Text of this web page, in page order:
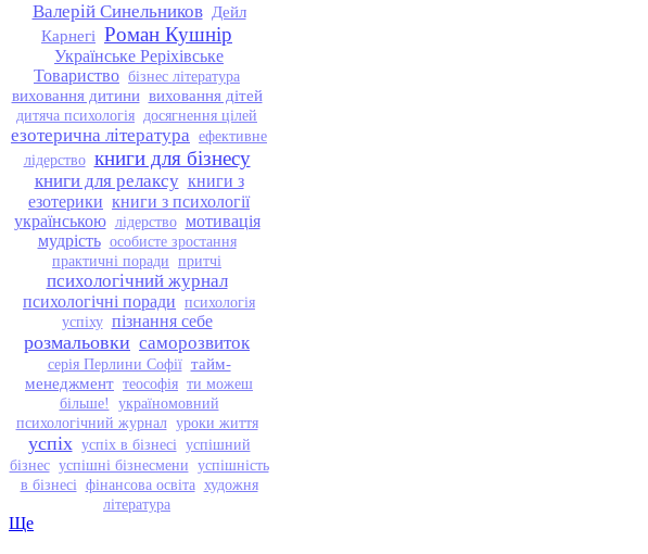
Валерій Синельников Дейл
Карнегі Роман Кушнір
Українське Реріхівське
Товариство бізнес література
виховання дитини виховання дітей
дитяча психологія досягнення цілей
езотерична література ефективне
лідерство книги для бізнесу
книги для релаксу книги з
езотерики книги з психології
українською лідерство мотивація
мудрість особисте зростання
практичні поради притчі
психологічний журнал
психологічні поради психологія
успіху пізнання себе
розмальовки саморозвиток
серія Перлини Софії тайм-
менеджмент теософія ти можеш
більше!
україномовний
психологічний журнал уроки життя
успіх успіх в бізнесі успішний
бізнес успішні бізнесмени успішність
в бізнесі фінансова освіта художня
література
Ще